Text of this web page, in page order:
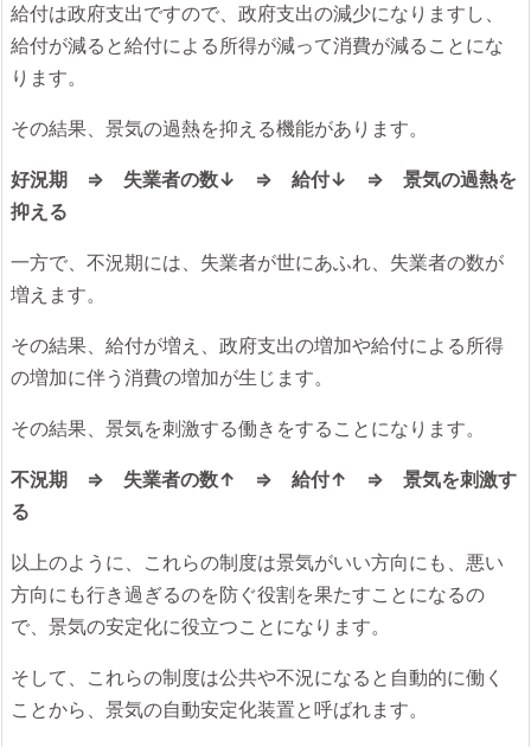
給付は政府支出ですので、政府支出の減少になりますし、
給付が減ると給付による所得が減って消費が減ることにな
ります。
その結果、景気の過熱を抑える機能があります。
好況期 ⇒ 失業者の数↓ ⇒ 給付↓ ⇒ 景気の過熱を
抑える
一方で、不況期には、失業者が世にあふれ、失業者の数が
増えます。
その結果、給付が増え、政府支出の増加や給付による所得
の増加に伴う消費の増加が生じます。
その結果、景気を刺激する働きをすることになります。
不況期 ⇒ 失業者の数↑ ⇒ 給付↑ ⇒ 景気を刺激す
る
以上のように、これらの制度は景気がいい方向にも、悪い
方向にも行き過ぎるのを防ぐ役割を果たすことになるの
で、景気の安定化に役立つことになります。
そして、これらの制度は公共や不況になると自動的に働く
ことから、景気の自動安定化装置と呼ばれます。